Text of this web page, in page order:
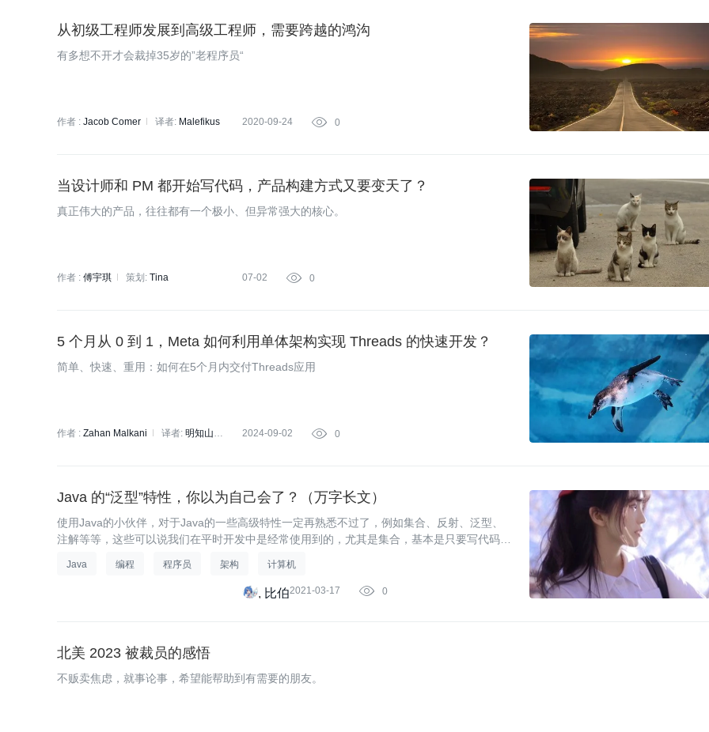
从初级工程师发展到高级工程师，需要跨越的鸿沟
有多想不开才会裁掉35岁的”老程序员“
作者 : Jacob Comer 译者: Malefikus
2020-09-24  0
当设计师和 PM 都开始写代码，产品构建方式又要变天了？
真正伟大的产品，往往都有一个极小、但异常强大的核心。
作者 : 傅宇琪 策划: Tina 07-02  0
5 个月从 0 到 1，Meta 如何利用单体架构实现 Threads 的快速开发？
简单、快速、重用：如何在5个月内交付Threads应用
作者 : Zahan Malkani 译者: 明知山
2024-09-02  0
Java 的“泛型”特性，你以为自己会了？（万字长文）
使用Java的小伙伴，对于Java的一些高级特性一定再熟悉不过了，例如集合、反射、泛型、
注解等等，这些可以说我们在平时开发中是经常使用到的，尤其是集合，基本是只要写代码没
Java 编程 程序员 架构 计算机
比伯2021-03-17  0
北美 2023 被裁员的感悟
不贩卖焦虑，就事论事，希望能帮助到有需要的朋友。